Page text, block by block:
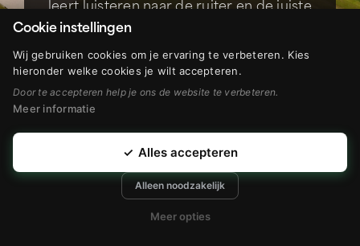
leert luisteren naar de ruiter en de juiste
spieren gebruikt. We bereiden het
paard op deze manier goed voor op o.a.
een ruiter.
Cookie instellingen
Wij gebruiken cookies om je ervaring te verbeteren. Kies
hieronder welke cookies je wilt accepteren.
Door te accepteren help je ons de website te verbeteren.
Meer informatie
✓ Alles accepteren
Alleen noodzakelijk
Meer opties